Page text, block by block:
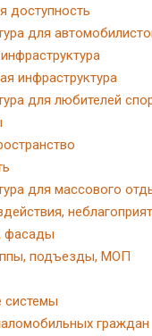
доступность
для
инфраструктура
для любителей
для массового
фасады
подъезды, МОП
граждан